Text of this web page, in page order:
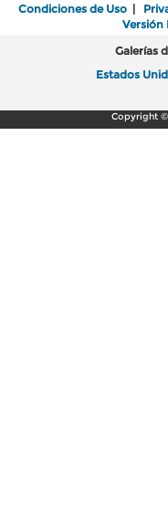
Condiciones de Uso |
Versión
Galerías
Estados
Copyright